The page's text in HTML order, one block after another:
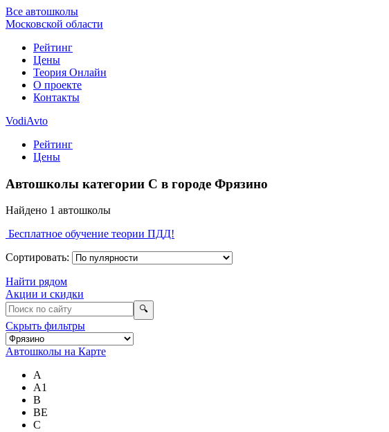
Все автошколы
Московской области
Рейтинг
Цены
Теория Онлайн
О проекте
Контакты
VodiAvto
Рейтинг
Цены
Автошколы категории C в городе Фрязино
Найдено 1 автошколы
Бесплатное обучение теории ПДД!
Сортировать:
Найти рядом
Акции и скидки
🔍
Скрыть фильтры
Автошколы на Карте
А
А1
В
ВE
С